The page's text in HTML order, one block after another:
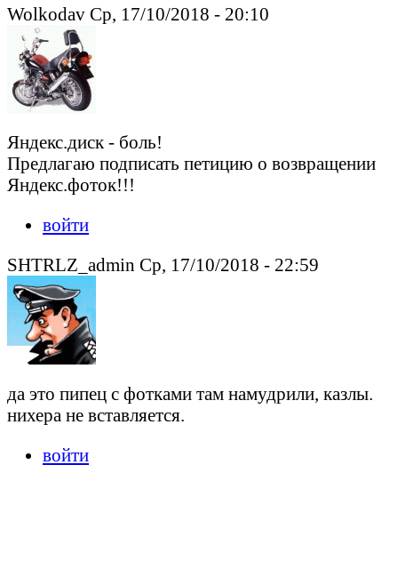
Wolkodav Ср, 17/10/2018 - 20:10
Яндекс.диск - боль!
Предлагаю подписать петицию о возвращении
Яндекс.фоток!!!
войти
SHTRLZ_admin Ср, 17/10/2018 - 22:59
да это пипец с фотками там намудрили, казлы.
нихера не вставляется.
войти